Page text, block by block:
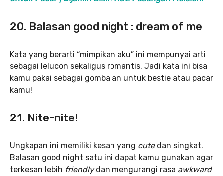
20. Balasan good night : dream of me
Kata yang berarti “mimpikan aku” ini mempunyai arti
sebagai lelucon sekaligus romantis. Jadi kata ini bisa
kamu pakai sebagai gombalan untuk bestie atau pacar
kamu!
21. Nite-nite!
Ungkapan ini memiliki kesan yang cutedan singkat.
Balasan good night satu ini dapat kamu gunakan agar
terkesan lebih friendlydan mengurangi rasa awkward